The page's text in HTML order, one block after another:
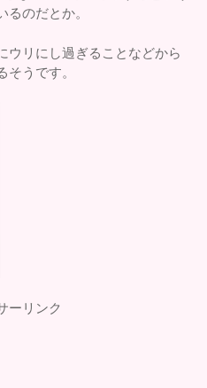
るのだとか。
ウリにし過ぎることなどから
そうです。
ーリンク